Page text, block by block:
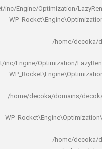
rocket/inc/Engine/
/
rocket/inc/Engine/
/home/decoka/
/